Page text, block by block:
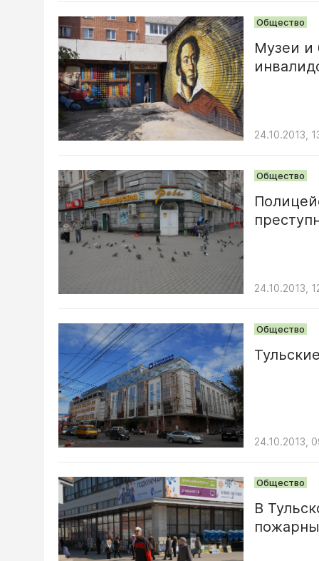
Общество
Музеи и
24.10.2013,
Общество
24.10.2013,
Общество
24.10.2013,
Общество
В